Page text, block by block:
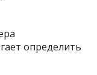
определить